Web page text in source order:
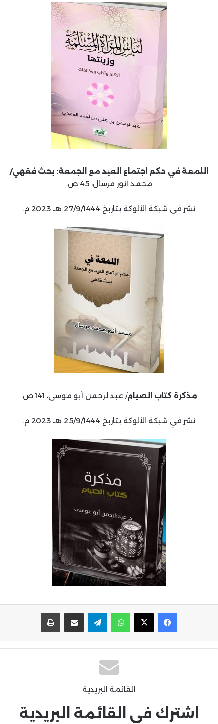
اللمعة في حكم اجتماع العيد مع الجمعة: بحث فقهي/
محمد أنور مرسال، 45 ص.
نشر في شبكة الألوكة بتاريخ 27/9/1444 هـ، 2023 م.
مذكرة كتاب الصيام/ عبدالرحمن أبو موسى، 141 ص.
نشر في شبكة الألوكة بتاريخ 25/9/1444 هـ، 2023 م.
واتساب تيلقرام مشاركة عبر البريد
القائمة البريدية
اشترك في القائمة البريدية